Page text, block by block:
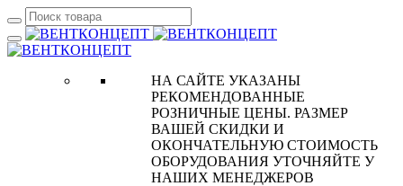
НА САЙТЕ УКАЗАНЫ
РЕКОМЕНДОВАННЫЕ
РОЗНИЧНЫЕ ЦЕНЫ. РАЗМЕР
ВАШЕЙ СКИДКИ И
ОКОНЧАТЕЛЬНУЮ СТОИМОСТЬ
ОБОРУДОВАНИЯ УТОЧНЯЙТЕ У
НАШИХ МЕНЕДЖЕРОВ